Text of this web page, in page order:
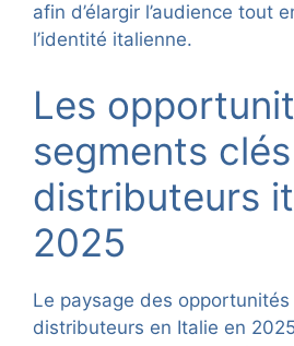
afin d’élargir l’audience tout
l’identité italienne.
Les
segments
distributeurs
2025
Le paysage des opportunités
distributeurs en Italie en